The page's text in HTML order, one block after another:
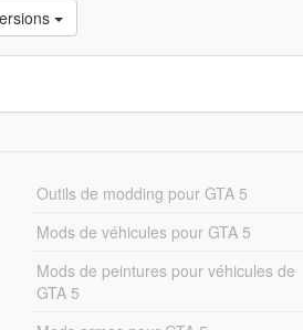
Outils de modding pour GTA 5
Mods de véhicules pour GTA 5
Mods de peintures pour véhicules de
GTA 5